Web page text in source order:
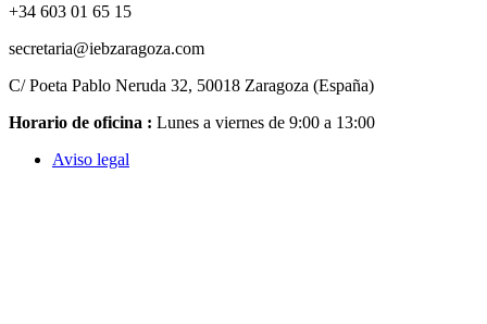
+34 603 01 65 15
secretaria@iebzaragoza.com
C/ Poeta Pablo Neruda 32, 50018 Zaragoza (España)
Horario de oficina : Lunes a viernes de 9:00 a 13:00
Aviso legal